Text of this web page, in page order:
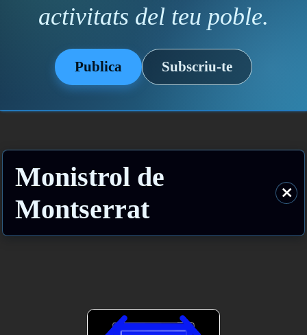
activitats del teu poble.
Publica Subscriu-te
Monistrol de
Montserrat
⨯